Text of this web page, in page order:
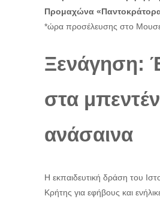
Προμαχώνα
*ώρα προσέλευσης στο
Ξενάγηση:
στα
ανάσαινα
Η εκπαιδευτική δράση του
Κρήτης για εφήβους και